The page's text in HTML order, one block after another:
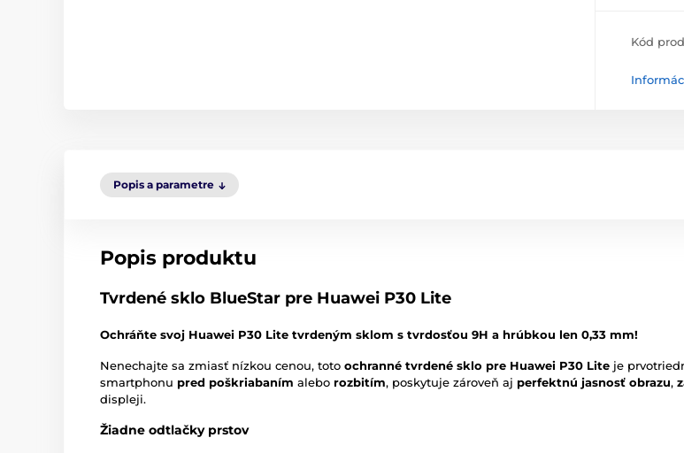
Kód
Popis a parametre
Popis produktu
Tvrdené sklo BlueStar pre Huawei P30 Lite
Ochráňte svoj Huawei P30 Lite tvrdeným sklom s tvrdosťou 9H a hrúbkou len 0,33 mm!
Nenechajte sa zmiasť nízkou cenou, toto ochranné tvrdené sklo pre Huawei P30 Lite je
smartphonu pred poškriabaním alebo rozbitím, poskytuje zároveň aj perfektnú jasnosť obrazu,
displeji.
Žiadne odtlačky prstov